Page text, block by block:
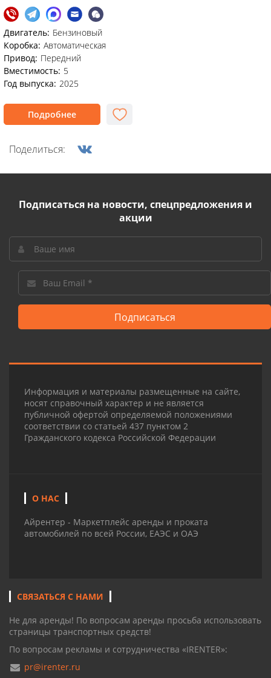
Двигатель: Бензиновый
Коробка: Автоматическая
Привод: Передний
Вместимость: 5
Год выпуска: 2025
Подробнее
Поделиться:
Подписаться на новости, спецпредложения и
акции
Подписаться
Информация и материалы размещенные на сайте,
носят справочный характер и не является
публичной офертой определяемой положениями
соответствии со статьей 437 пунктом 2
Гражданского кодекса Российской Федерации
О НАС
Айрентер - Маркетплейс аренды и проката
автомобилей по всей России, ЕАЭС и ОАЭ
СВЯЗАТЬСЯ С НАМИ
Не для аренды! По вопросам аренды просьба использовать
страницы транспортных средств!
По вопросам рекламы и сотрудничества «IRENTER»:
pr@irenter.ru